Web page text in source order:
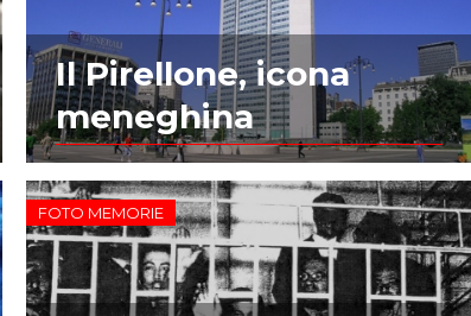
Il Pirellone, icona
meneghina
FOTO MEMORIE